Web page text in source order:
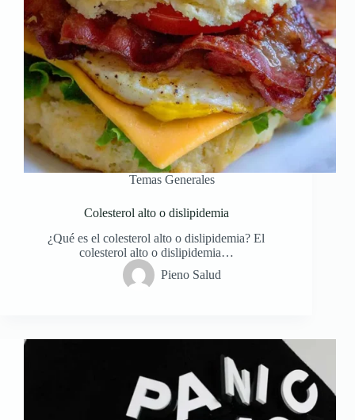
Temas Generales
Colesterol alto o dislipidemia
¿Qué es el colesterol alto o dislipidemia? El
colesterol alto o dislipidemia…
Pieno Salud